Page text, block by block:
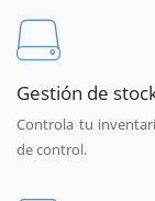
Gestión de
Controla tu
de control.